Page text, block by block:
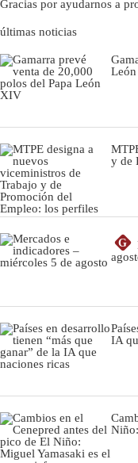
Gracias por ayudarnos a
últimas noticias
y de
G
IA